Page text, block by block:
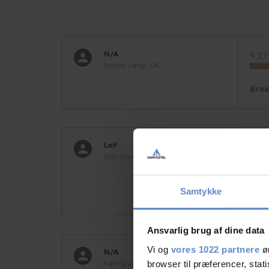
Samtykke
Ansvarlig brug af dine data
Vi og vores 1022 partnere
browser til præferencer,
N/A
School camp, DK
Leif
Solo travel, SE
N/A
Family with children, SE